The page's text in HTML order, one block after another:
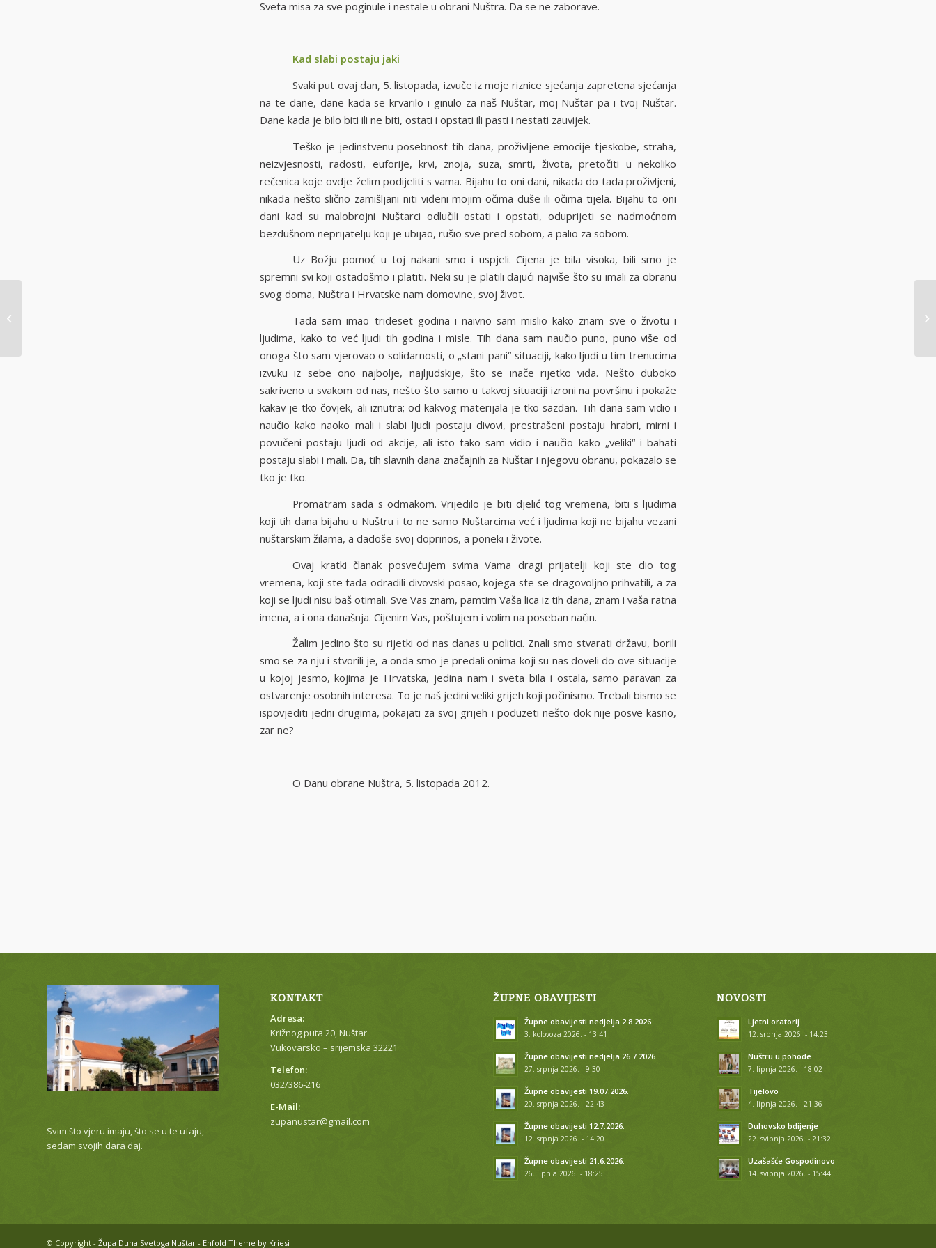
Sveta misa za sve poginule i nestale u obrani Nuštra. Da se ne zaborave.
Kad slabi postaju jaki
Svaki put ovaj dan, 5. listopada, izvuče iz moje riznice sjećanja zapretena sjećanja
na te dane, dane kada se krvarilo i ginulo za naš Nuštar, moj Nuštar pa i tvoj Nuštar.
Dane kada je bilo biti ili ne biti, ostati i opstati ili pasti i nestati zauvijek.
Teško je jedinstvenu posebnost tih dana, proživljene emocije tjeskobe, straha,
neizvjesnosti, radosti, euforije, krvi, znoja, suza, smrti, života, pretočiti u nekoliko
rečenica koje ovdje želim podijeliti s vama. Bijahu to oni dani, nikada do tada proživljeni,
nikada nešto slično zamišljani niti viđeni mojim očima duše ili očima tijela. Bijahu to oni
dani kad su malobrojni Nuštarci odlučili ostati i opstati, oduprijeti se nadmoćnom
bezdušnom neprijatelju koji je ubijao, rušio sve pred sobom, a palio za sobom.
Uz Božju pomoć u toj nakani smo i uspjeli. Cijena je bila visoka, bili smo je
spremni svi koji ostadošmo i platiti. Neki su je platili dajući najviše što su imali za obranu
svog doma, Nuštra i Hrvatske nam domovine, svoj život.
Tada sam imao trideset godina i naivno sam mislio kako znam sve o životu i
ljudima, kako to već ljudi tih godina i misle. Tih dana sam naučio puno, puno više od
onoga što sam vjerovao o solidarnosti, o „stani-pani“ situaciji, kako ljudi u tim trenucima
izvuku iz sebe ono najbolje, najljudskije, što se inače rijetko viđa. Nešto duboko
sakriveno u svakom od nas, nešto što samo u takvoj situaciji izroni na površinu i pokaže
kakav je tko čovjek, ali iznutra; od kakvog materijala je tko sazdan. Tih dana sam vidio i
naučio kako naoko mali i slabi ljudi postaju divovi, prestrašeni postaju hrabri, mirni i
povučeni postaju ljudi od akcije, ali isto tako sam vidio i naučio kako „veliki“ i bahati
postaju slabi i mali. Da, tih slavnih dana značajnih za Nuštar i njegovu obranu, pokazalo se
tko je tko.
Promatram sada s odmakom. Vrijedilo je biti djelić tog vremena, biti s ljudima
koji tih dana bijahu u Nuštru i to ne samo Nuštarcima već i ljudima koji ne bijahu vezani
nuštarskim žilama, a dadoše svoj doprinos, a poneki i živote.
Ovaj kratki članak posvećujem svima Vama dragi prijatelji koji ste dio tog
vremena, koji ste tada odradili divovski posao, kojega ste se dragovoljno prihvatili, a za
koji se ljudi nisu baš otimali. Sve Vas znam, pamtim Vaša lica iz tih dana, znam i vaša ratna
imena, a i ona današnja. Cijenim Vas, poštujem i volim na poseban način.
Žalim jedino što su rijetki od nas danas u politici. Znali smo stvarati državu, borili
smo se za nju i stvorili je, a onda smo je predali onima koji su nas doveli do ove situacije
u kojoj jesmo, kojima je Hrvatska, jedina nam i sveta bila i ostala, samo paravan za
ostvarenje osobnih interesa. To je naš jedini veliki grijeh koji počinismo. Trebali bismo se
ispovjediti jedni drugima, pokajati za svoj grijeh i poduzeti nešto dok nije posve kasno,
zar ne?
O Danu obrane Nuštra, 5. listopada 2012.
Svim što vjeru imaju, što se u te ufaju,
sedam svojih dara daj.
KONTAKT
Adresa:
Križnog puta 20, Nuštar
Vukovarsko – srijemska 32221
Telefon:
032/386-216
E-Mail:
zupanustar@gmail.com
ŽUPNE OBAVIJESTI
Župne obavijesti nedjelja 2.8.2026.
3. kolovoza 2026. - 13:41
Župne obavijesti nedjelja 26.7.2026.
27. srpnja 2026. - 9:30
Župne obavijesti 19.07.2026.
20. srpnja 2026. - 22:43
Župne obavijesti 12.7.2026.
12. srpnja 2026. - 14:20
Župne obavijesti 21.6.2026.
26. lipnja 2026. - 18:25
NOVOSTI
Ljetni oratorij
12. srpnja 2026. - 14:23
Nuštru u pohode
7. lipnja 2026. - 18:02
Tijelovo
4. lipnja 2026. - 21:36
Duhovsko bdijenje
22. svibnja 2026. - 21:32
Uzašašće Gospodinovo
14. svibnja 2026. - 15:44
© Copyright - Župa Duha Svetoga Nuštar - Enfold Theme by Kriesi